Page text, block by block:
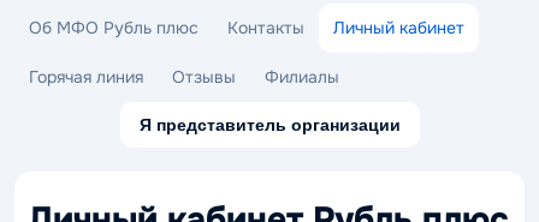
Об МФО Рубль плюс Контакты Личный кабинет
Горячая линия Отзывы Филиалы
Я представитель организации